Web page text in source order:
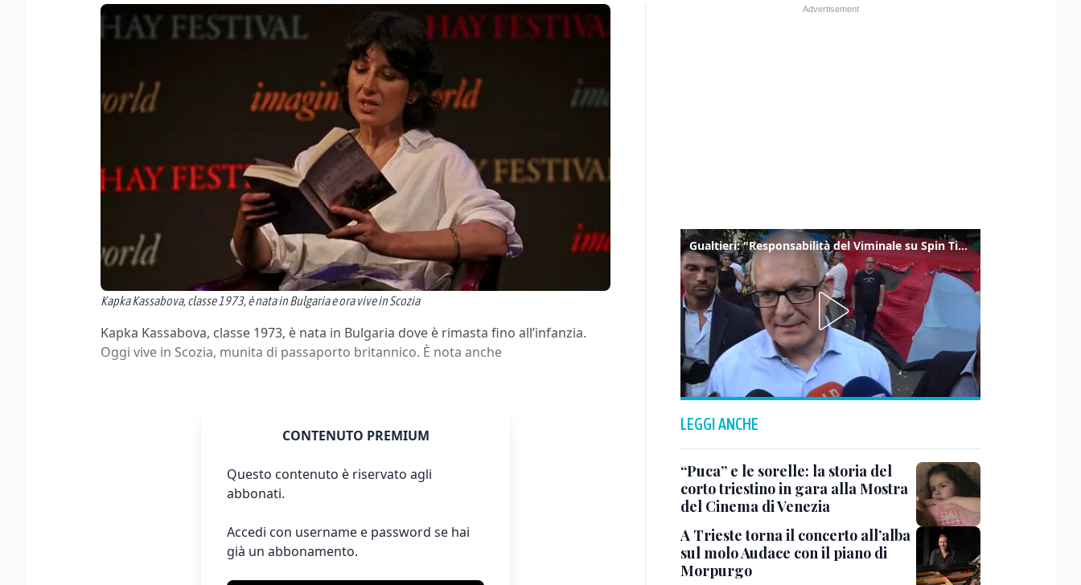
Kapka Kassabova, classe 1973, è nata in Bulgaria e ora vive in Scozia
Kapka Kassabova, classe 1973, è nata in Bulgaria dove è rimasta fino all’infanzia.
Oggi vive in Scozia, munita di passaporto britannico. È nota anche
CONTENUTO PREMIUM
Questo contenuto è riservato agli
abbonati.
Accedi con username e password se hai
già un abbonamento.
Gualtieri: "Responsabilità del Viminale su Spin Time? La posizione dei partiti è nota"
LEGGI ANCHE
“Puca” e le sorelle: la storia del
corto triestino in gara alla Mostra
del Cinema di Venezia
A Trieste torna il concerto all’alba
sul molo Audace con il piano di
Morpurgo